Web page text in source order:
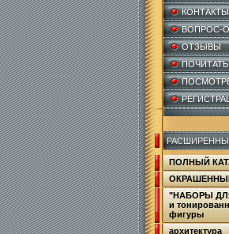
КОНТАКТЫ
ВОПРОС-
ОТЗЫВЫ
ПОЧИТАТЬ
ПОЛНЫЙ
"НАБОРЫ
и
фигуры
архитектура